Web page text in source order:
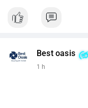
Best oasis
1 h